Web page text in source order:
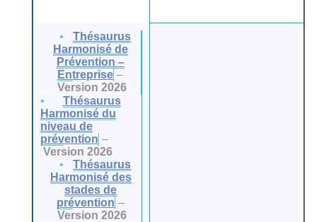
Thésaurus
Harmonisé de
Prévention –
Entreprise –
Version 2026
Thésaurus
Harmonisé du
niveau de
prévention –
Version 2026
Thésaurus
Harmonisé des
stades de
prévention –
Version 2026